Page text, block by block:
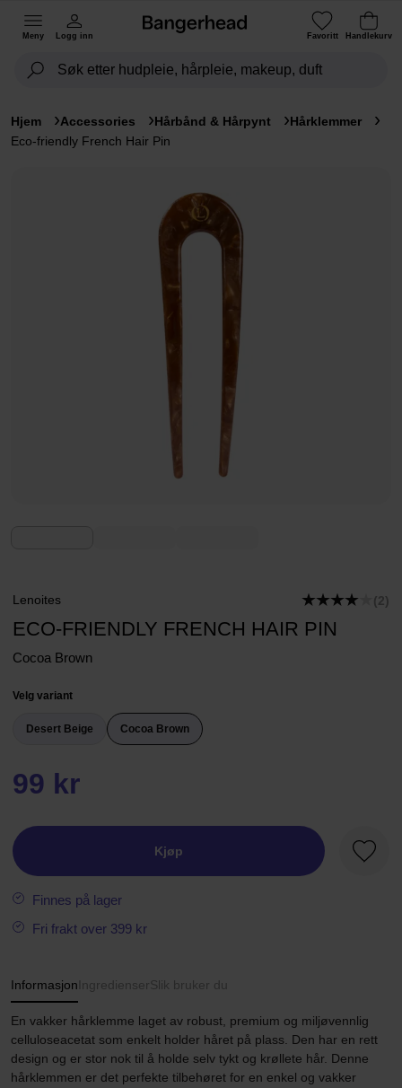
Meny Logg inn Favoritt Handlekurv
Hjem Accessories Hårbånd & Hårpynt
Hårklemmer
Eco-friendly French Hair Pin
Lenoites (2)
ECO-FRIENDLY FRENCH HAIR PIN
Cocoa Brown
Velg variant
Desert Beige Cocoa Brown
99 kr
Kjøp
Finnes på lager
Fri frakt over 399 kr
Informasjon Ingredienser Slik bruker du
En vakker hårklemme laget av robust, premium og miljøvennlig
celluloseacetat som enkelt holder håret på plass. Den har en rett
design og er stor nok til å holde selv tykt og krøllete hår. Denne
hårklemmen er det perfekte tilbehøret for en enkel og vakker